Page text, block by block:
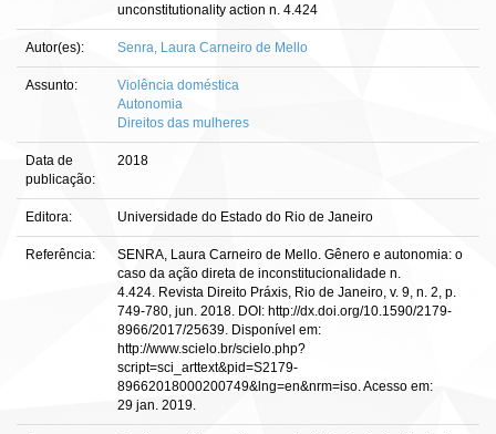
unconstitutionality action n. 4.424
Autor(es): Senra, Laura Carneiro de Mello
Assunto:
Violência doméstica
Autonomia
Direitos das mulheres
Data de
publicação:
2018
Editora: Universidade do Estado do Rio de Janeiro
Referência:
SENRA, Laura Carneiro de Mello. Gênero e autonomia: o
caso da ação direta de inconstitucionalidade n.
4.424. Revista Direito Práxis, Rio de Janeiro, v. 9, n. 2, p.
749-780, jun. 2018. DOI: http://dx.doi.org/10.1590/2179-
8966/2017/25639. Disponível em:
http://www.scielo.br/scielo.php?
script=sci_arttext&pid=S2179-
89662018000200749&lng=en&nrm=iso. Acesso em:
29 jan. 2019.